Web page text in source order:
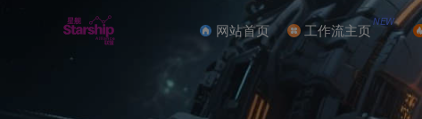
网站首页 工作流主页 NEW